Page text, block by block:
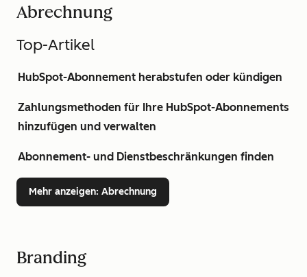
Abrechnung
Top-Artikel
HubSpot-Abonnement herabstufen oder kündigen
Zahlungsmethoden für Ihre HubSpot-Abonnements
hinzufügen und verwalten
Abonnement- und Dienstbeschränkungen finden
Mehr anzeigen: Abrechnung
Branding